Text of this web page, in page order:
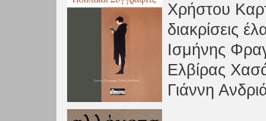
Χρήστου
διακρίσεις
Ισμήνης
Ελβίρας
Γιάννη